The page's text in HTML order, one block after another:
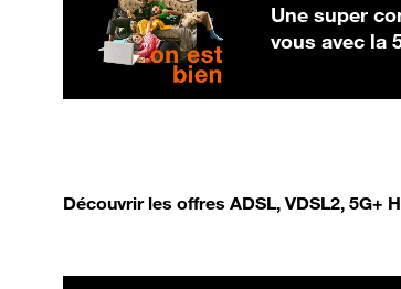
Une super
vous avec la
Découvrir les offres ADSL, VDSL2, 5G+